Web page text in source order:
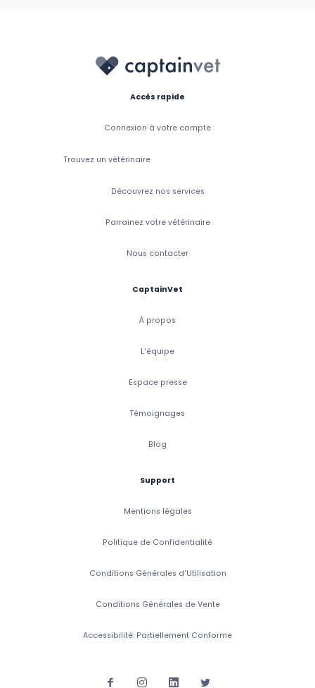
Accès rapide
Connexion à votre compte
Trouvez un vétérinaire
Découvrez nos services
Parrainez votre vétérinaire
Nous contacter
CaptainVet
À propos
L'équipe
Espace presse
Témoignages
Blog
Support
Mentions légales
Politique de Confidentialité
Conditions Générales d'Utilisation
Conditions Générales de Vente
Accessibilité: Partiellement Conforme